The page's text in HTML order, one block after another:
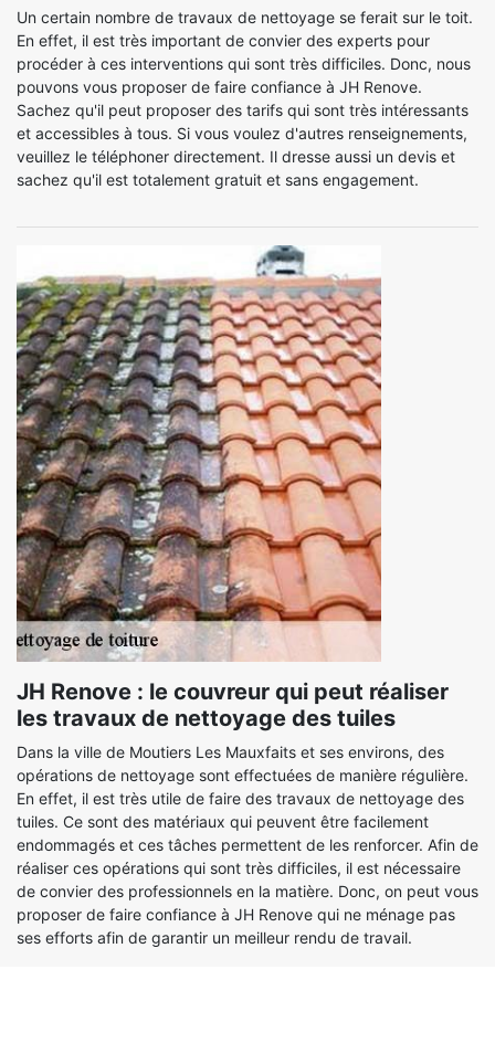
Un certain nombre de travaux de nettoyage se ferait sur le toit.
En effet, il est très important de convier des experts pour
procéder à ces interventions qui sont très difficiles. Donc, nous
pouvons vous proposer de faire confiance à JH Renove.
Sachez qu'il peut proposer des tarifs qui sont très intéressants
et accessibles à tous. Si vous voulez d'autres renseignements,
veuillez le téléphoner directement. Il dresse aussi un devis et
sachez qu'il est totalement gratuit et sans engagement.
JH Renove : le couvreur qui peut réaliser
les travaux de nettoyage des tuiles
Dans la ville de Moutiers Les Mauxfaits et ses environs, des
opérations de nettoyage sont effectuées de manière régulière.
En effet, il est très utile de faire des travaux de nettoyage des
tuiles. Ce sont des matériaux qui peuvent être facilement
endommagés et ces tâches permettent de les renforcer. Afin de
réaliser ces opérations qui sont très difficiles, il est nécessaire
de convier des professionnels en la matière. Donc, on peut vous
proposer de faire confiance à JH Renove qui ne ménage pas
ses efforts afin de garantir un meilleur rendu de travail.